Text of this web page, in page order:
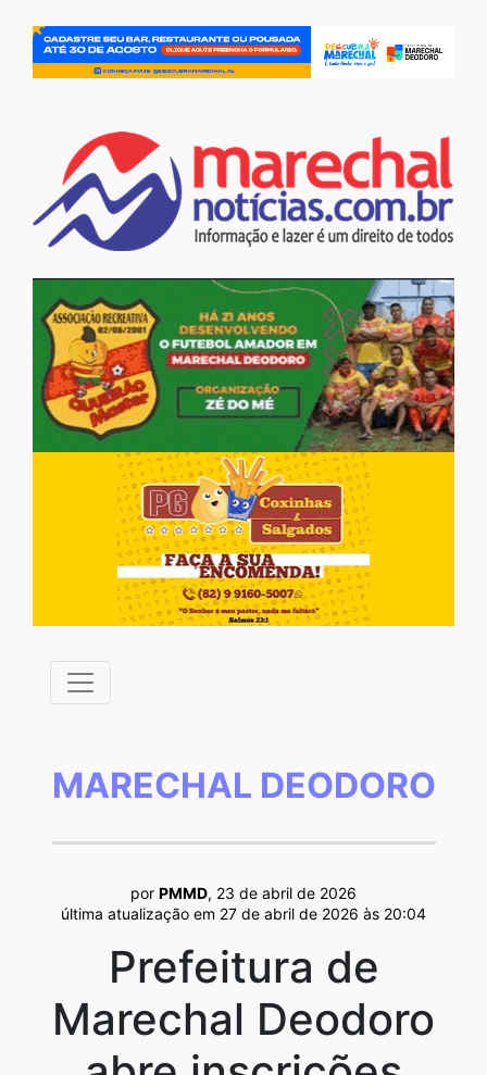
MARECHAL DEODORO
por PMMD, 23 de abril de 2026
última atualização em 27 de abril de 2026 às 20:04
Prefeitura de
Marechal Deodoro